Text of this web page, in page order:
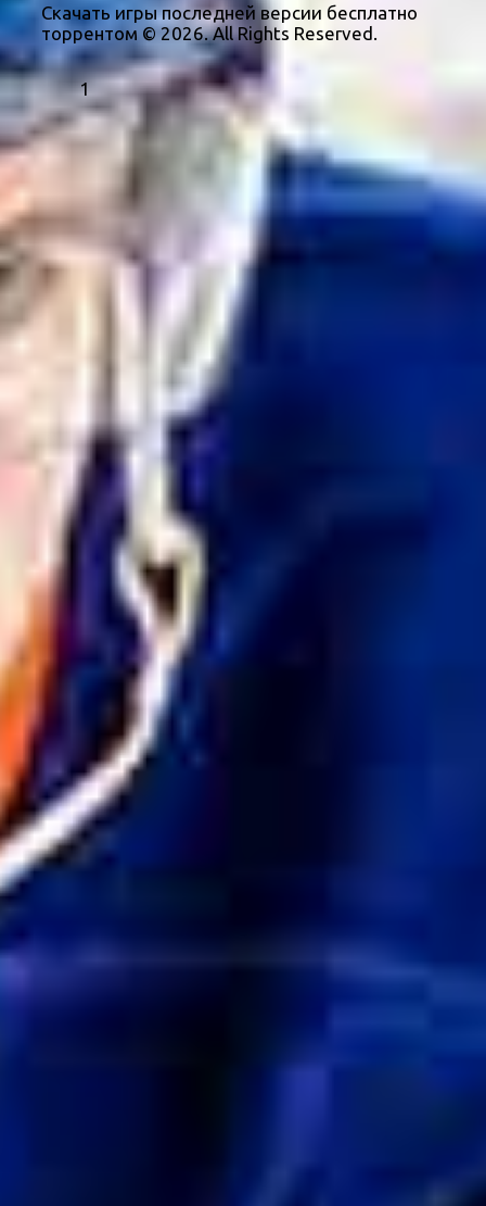
Скачать игры последней версии бесплатно
торрентом © 2026. All Rights Reserved.
1